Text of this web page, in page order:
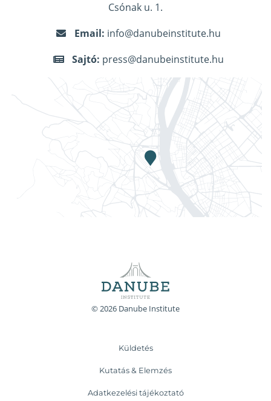
Csónak u. 1.
Email: info@danubeinstitute.hu
Sajtó: press@danubeinstitute.hu
© 2026 Danube Institute
Küldetés
Kutatás & Elemzés
Adatkezelési tájékoztató